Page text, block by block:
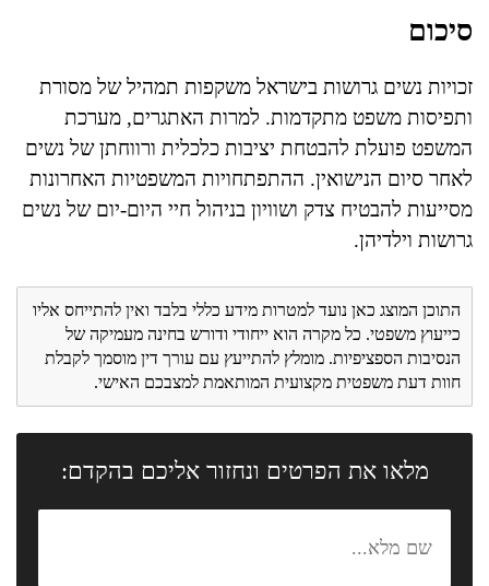
סיכום
זכויות נשים גרושות בישראל משקפות תמהיל של מסורת
ותפיסות משפט מתקדמות. למרות האתגרים, מערכת
המשפט פועלת להבטחת יציבות כלכלית ורווחתן של נשים
לאחר סיום הנישואין. ההתפתחויות המשפטיות האחרונות
מסייעות להבטיח צדק ושוויון בניהול חיי היום-יום של נשים
גרושות וילדיהן.
התוכן המוצג כאן נועד למטרות מידע כללי בלבד ואין להתייחס אליו
כייעוץ משפטי. כל מקרה הוא ייחודי ודורש בחינה מעמיקה של
הנסיבות הספציפיות. מומלץ להתייעץ עם עורך דין מוסמך לקבלת
חוות דעת משפטית מקצועית המותאמת למצבכם האישי.
מלאו את הפרטים ונחזור אליכם בהקדם: